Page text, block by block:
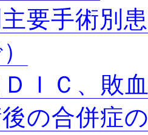
要手術別
ＩＣ、敗
の合併症